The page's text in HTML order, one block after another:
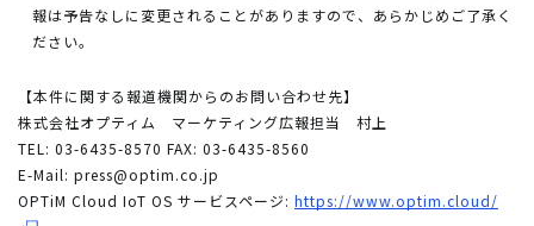
報は予告なしに変更されることがありますので、あらかじめご了承く
ださい。
【本件に関する報道機関からのお問い合わせ先】
株式会社オプティム マーケティング広報担当 村上
TEL: 03-6435-8570 FAX: 03-6435-8560
E-Mail: press@optim.co.jp
OPTiM Cloud IoT OS サービスページ: https://www.optim.cloud/